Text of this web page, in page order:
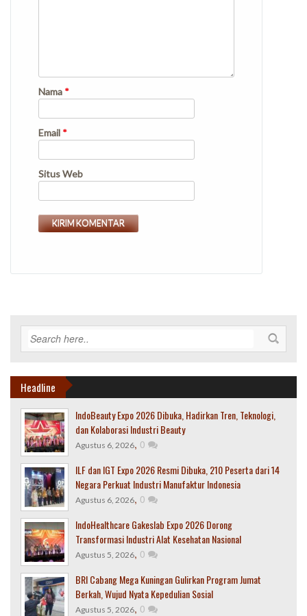
Nama *
Email *
Situs Web
Headline
IndoBeauty Expo 2026 Dibuka, Hadirkan Tren, Teknologi,
dan Kolaborasi Industri Beauty
Agustus 6, 2026, 0
ILF dan IGT Expo 2026 Resmi Dibuka, 210 Peserta dari 14
Negara Perkuat Industri Manufaktur Indonesia
Agustus 6, 2026, 0
IndoHealthcare Gakeslab Expo 2026 Dorong
Transformasi Industri Alat Kesehatan Nasional
Agustus 5, 2026, 0
BRI Cabang Mega Kuningan Gulirkan Program Jumat
Berkah, Wujud Nyata Kepedulian Sosial
Agustus 5, 2026, 0